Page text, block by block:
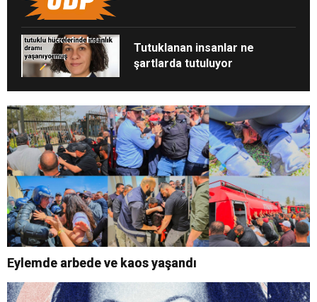
Tutuklanan insanlar ne
şartlarda tutuluyor
Eylemde arbede ve kaos yaşandı